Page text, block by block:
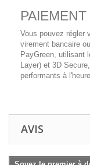
Vous pouvez régler
virement bancaire
PayGreen, utilisant
Layer) et 3D
performants à
AVIS